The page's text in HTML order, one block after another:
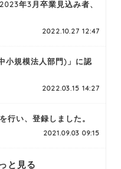
年3月卒業見込み者、
2022.10.27 12:47
小規模法人部門)」に認
2022.03.15 14:27
行い、登録しました。
2021.09.03 09:15
と見る